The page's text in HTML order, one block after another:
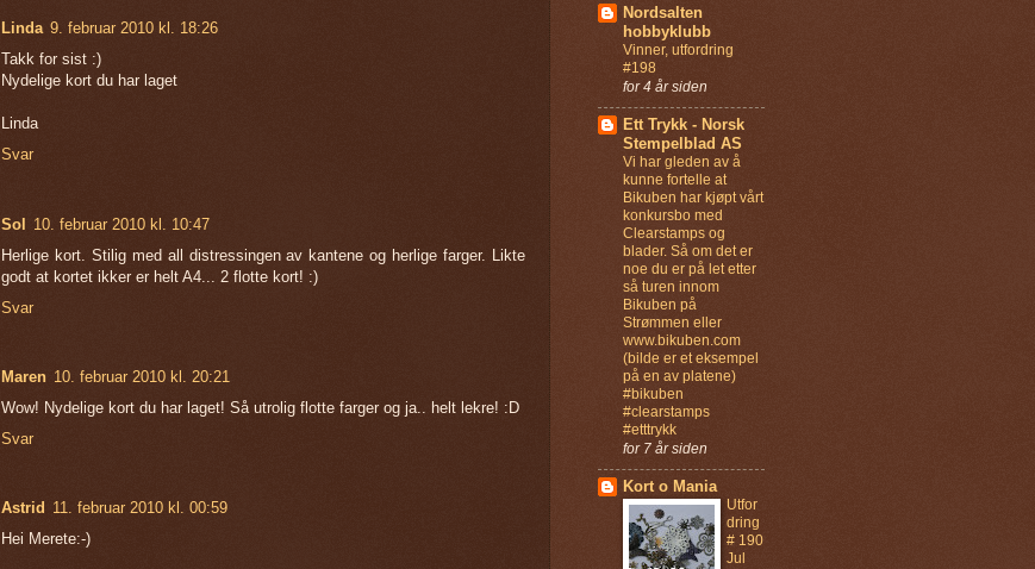
Linda 9. februar 2010 kl. 18:26
Takk for sist :)
Nydelige kort du har laget
Linda
Svar
Sol 10. februar 2010 kl. 10:47
Herlige kort. Stilig med all distressingen av kantene og herlige farger. Likte
godt at kortet ikker er helt A4... 2 flotte kort! :)
Svar
Maren 10. februar 2010 kl. 20:21
Wow! Nydelige kort du har laget! Så utrolig flotte farger og ja.. helt lekre! :D
Svar
Astrid 11. februar 2010 kl. 00:59
Hei Merete:-)
Nordsalten
hobbyklubb
Vinner, utfordring
#198
for 4 år siden
Ett Trykk - Norsk
Stempelblad AS
Vi har gleden av å
kunne fortelle at
Bikuben har kjøpt vårt
konkursbo med
Clearstamps og
blader. Så om det er
noe du er på let etter
så turen innom
Bikuben på
Strømmen eller
www.bikuben.com
(bilde er et eksempel
på en av platene)
#bikuben
#clearstamps
#etttrykk
for 7 år siden
Kort o Mania
Utfor
dring
# 190
Jul